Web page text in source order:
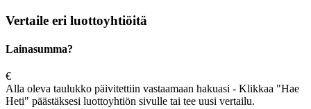
Vertaile eri luottoyhtiöitä
Lainasumma?
€
Alla oleva taulukko päivitettiin vastaamaan hakuasi - Klikkaa "Hae
Heti" päästäksesi luottoyhtiön sivulle tai tee uusi vertailu.